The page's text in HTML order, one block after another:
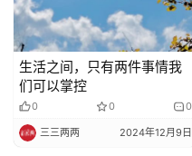
生活之间，只有两件事情我
们可以掌控
0 0 0
三三两两 2024年12月9日